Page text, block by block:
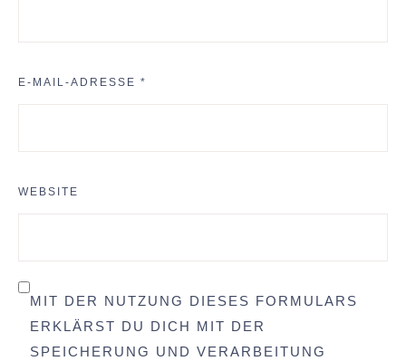
E-MAIL-ADRESSE *
WEBSITE
MIT DER NUTZUNG DIESES FORMULARS
ERKLÄRST DU DICH MIT DER
SPEICHERUNG UND VERARBEITUNG